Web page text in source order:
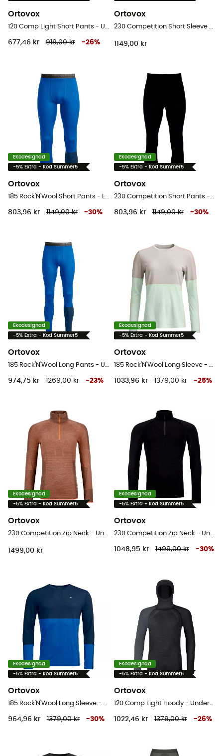
Ortovox
120 Comp Light Short Pants - Underställ merinoull - Herr
677,46 kr 919,00 kr -26%
Ortovox
230 Competition Short Sleeve - Underställ merinoull - Herr
1149,00 kr
Ekodesignad
-5% Extra - Kod Summer5
Ortovox
803,96 kr 1149,00 kr -30%
Ekodesignad
-5% Extra - Kod Summer5
Ortovox
803,96 kr 1149,00 kr -30%
Ekodesignad
-5% Extra - Kod Summer5
Ortovox
974,75 kr 1269,00 kr -23%
Ekodesignad
-5% Extra - Kod Summer5
Ortovox
1033,96 kr 1379,00 kr -25%
Ekodesignad
-5% Extra - Kod Summer5
Ortovox
1499,00 kr
Ekodesignad
-5% Extra - Kod Summer5
Ortovox
1048,95 kr 1499,00 kr -30%
Ekodesignad
-5% Extra - Kod Summer5
Ortovox
964,96 kr 1379,00 kr -30%
Ekodesignad
-5% Extra - Kod Summer5
Ortovox
1022,46 kr 1379,00 kr -26%